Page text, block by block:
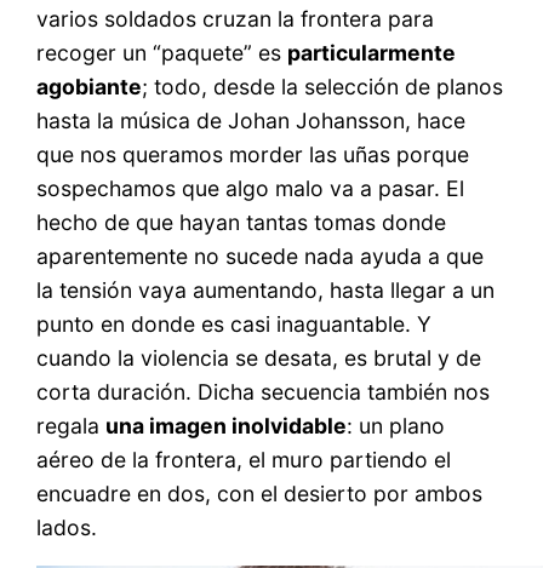
varios soldados cruzan la frontera para
recoger un “paquete” es particularmente
agobiante; todo, desde la selección de planos
hasta la música de Johan Johansson, hace
que nos queramos morder las uñas porque
sospechamos que algo malo va a pasar. El
hecho de que hayan tantas tomas donde
aparentemente no sucede nada ayuda a que
la tensión vaya aumentando, hasta llegar a un
punto en donde es casi inaguantable. Y
cuando la violencia se desata, es brutal y de
corta duración. Dicha secuencia también nos
regala una imagen inolvidable: un plano
aéreo de la frontera, el muro partiendo el
encuadre en dos, con el desierto por ambos
lados.